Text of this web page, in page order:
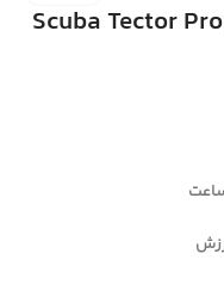
مشخصات فنی پین پوینتر Scuba Tector Pro